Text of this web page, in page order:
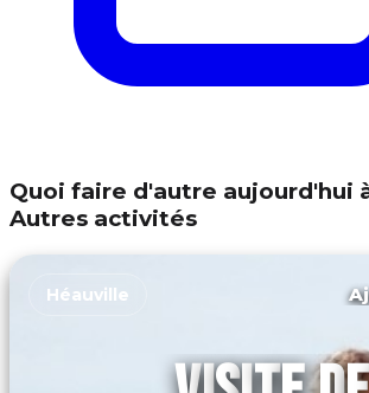
Quoi faire d'autre aujourd'hui
Autres activités
Héauville